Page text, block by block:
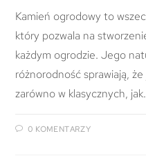
Kamień ogrodowy to
który pozwala na
każdym ogrodzie. Jego
różnorodność sprawiają,
zarówno w klasycznych,
0 KOMENTARZY